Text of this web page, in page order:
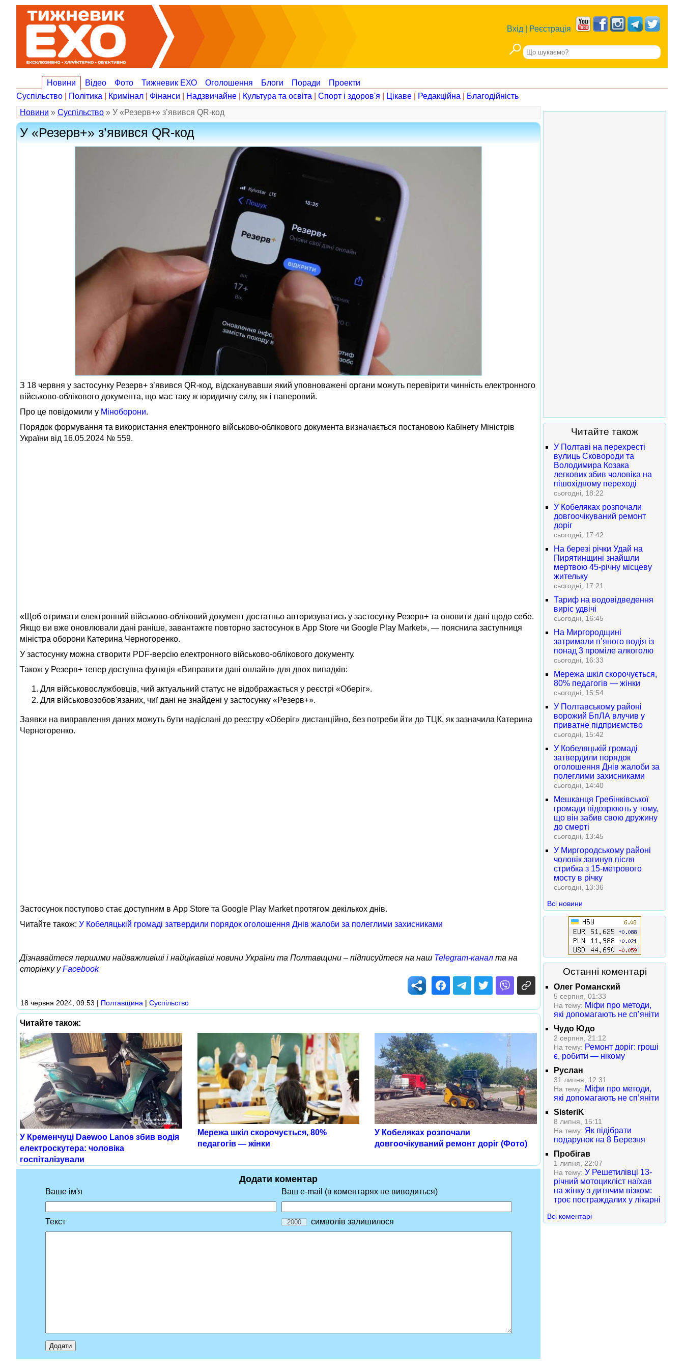
Вхід Реєстрація
Новини Відео Фото Тижневик ЕХО Оголошення Блоги Поради
Проекти
Суспільство
Політика Кримінал Фінанси Надзвичайне Культура та освіта Спорт і здоров'я Цікаве Редакційна
Благодійність
Новини » Суспільство » У «Резерв+» з’явився QR-код
У «Резерв+» з’явився QR-код
З 18 червня у застосунку Резерв+ зʼявився QR-код, відсканувавши який уповноважені органи можуть перевірити чинність електронного
військово-облікового документа, що має таку ж юридичну силу, як і паперовий.
Про це повідомили у Міноборони.
Порядок формування та використання електронного військово-облікового документа визначається постановою Кабінету Міністрів
України від 16.05.2024 № 559.
«Щоб отримати електронний військово-обліковий документ достатньо авторизуватись у застосунку Резерв+ та оновити дані щодо себе.
Якщо ви вже оновлювали дані раніше, завантажте повторно застосунок в App Store чи Google Play Market», — пояснила заступниця
міністра оборони Катерина Черногоренко.
У застосунку можна створити PDF-версію електронного військово-облікового документу.
Також у Резерв+ тепер доступна функція «Виправити дані онлайн» для двох випадків:
Для військовослужбовців, чий актуальний статус не відображається у реєстрі «Оберіг».
Для військовозобов'язаних, чиї дані не знайдені у застосунку «Резерв+».
Заявки на виправлення даних можуть бути надіслані до реєстру «Оберіг» дистанційно, без потреби йти до ТЦК, як зазначила Катерина
Черногоренко.
Застосунок поступово стає доступним в App Store та Google Play Market протягом декількох днів.
Читайте також: У Кобеляцькій громаді затвердили порядок оголошення Днів жалоби за полеглими захисниками
Дізнавайтеся першими найважливіші і найцікавіші новини України та Полтавщини – підписуйтеся на наш Telegram-канал та на
сторінку уFacebook
18 червня 2024, 09:53 | Полтавщина | Суспільство
Читайте також:
У Кременчуці Daewoo Lanos збив водія
електроскутера: чоловіка
госпіталізували
Мережа шкіл скорочується, 80%
педагогів — жінки
У Кобеляках розпочали
довгоочікуваний ремонт доріг (Фото)
Додати коментар
Ваше ім'я Ваш e-mail (в коментарях не виводиться)
Текст символів залишилося
Читайте також
У Полтаві на перехресті
вулиць Сковороди та
Володимира Козака
легковик збив чоловіка на
пішохідному переході
сьогодні, 18:22
У Кобеляках розпочали
довгоочікуваний ремонт
доріг
сьогодні, 17:42
На березі річки Удай на
Пирятинщині знайшли
мертвою 45-річну місцеву
жительку
сьогодні, 17:21
Тариф на водовідведення
виріс удвічі
сьогодні, 16:45
На Миргородщині
затримали п’яного водія із
понад 3 проміле алкоголю
сьогодні, 16:33
Мережа шкіл скорочується,
80% педагогів — жінки
сьогодні, 15:54
У Полтавському районі
ворожий БпЛА влучив у
приватне підприємство
сьогодні, 15:42
У Кобеляцькій громаді
затвердили порядок
оголошення Днів жалоби за
полеглими захисниками
сьогодні, 14:40
Мешканця Гребінківської
громади підозрюють у тому,
що він забив свою дружину
до смерті
сьогодні, 13:45
У Миргородському районі
чоловік загинув після
стрибка з 15-метрового
мосту в річку
сьогодні, 13:36
Всі новини
Останні коментарі
Олег Романский
5 серпня, 01:33
На тему: Міфи про методи,
які допомагають не сп’яніти
Чудо Юдо
2 серпня, 21:12
На тему: Ремонт доріг: гроші
є, робити — нікому
Руслан
31 липня, 12:31
На тему: Міфи про методи,
які допомагають не сп’яніти
SisteriK
8 липня, 15:11
На тему: Як підібрати
подарунок на 8 Березня
Пробігав
1 липня, 22:07
На тему: У Решетилівці 13-
річний мотоцикліст наїхав
на жінку з дитячим візком:
троє постраждалих у лікарні
Всі коментарі